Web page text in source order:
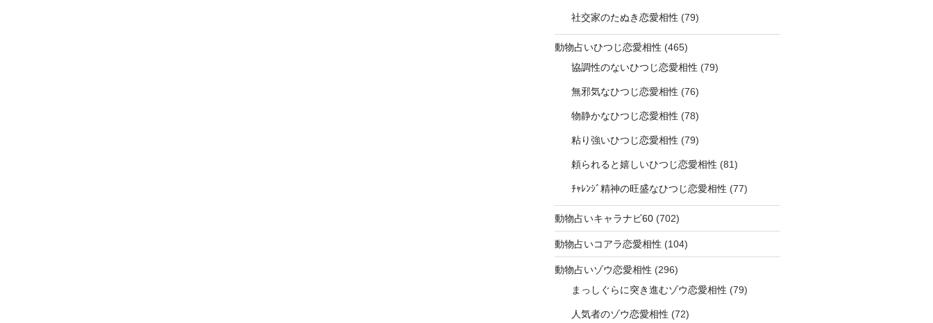
社交家のたぬき恋愛相性 (79)
動物占いひつじ恋愛相性 (465)
協調性のないひつじ恋愛相性 (79)
無邪気なひつじ恋愛相性 (76)
物静かなひつじ恋愛相性 (78)
粘り強いひつじ恋愛相性 (79)
頼られると嬉しいひつじ恋愛相性 (81)
ﾁｬﾚﾝｼﾞ精神の旺盛なひつじ恋愛相性 (77)
動物占いキャラナビ60(702)
動物占いコアラ恋愛相性 (104)
動物占いゾウ恋愛相性 (296)
まっしぐらに突き進むゾウ恋愛相性 (79)
人気者のゾウ恋愛相性 (72)